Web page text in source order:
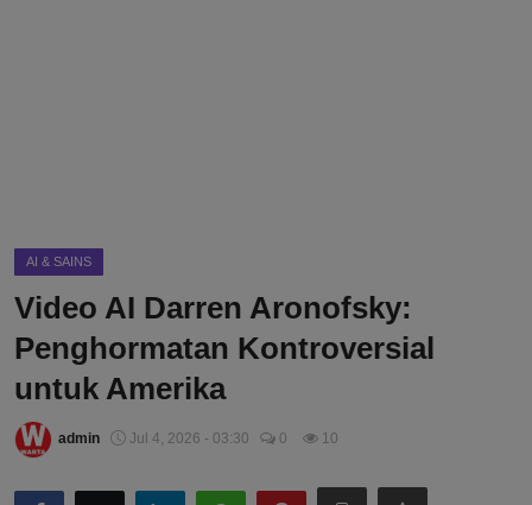
AI & SAINS
Video AI Darren Aronofsky:
Penghormatan Kontroversial
untuk Amerika
admin Jul 4, 2026 - 03:30 0 10